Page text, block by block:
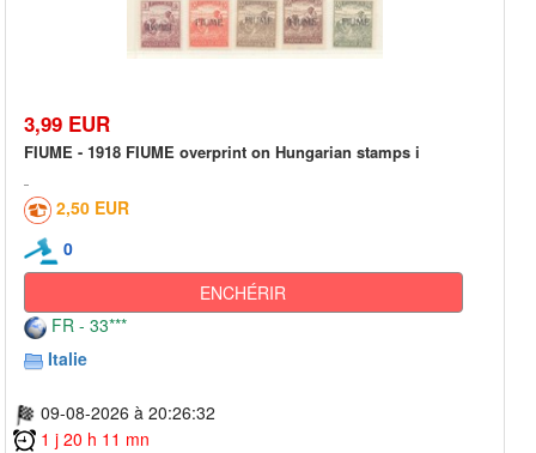
3,99 EUR
FIUME - 1918 FIUME overprint on Hungarian stamps i
2,50 EUR
0
ENCHÉRIR
FR - 33***
Italie
09-08-2026 à 20:26:32
1 j 20 h 11 mn